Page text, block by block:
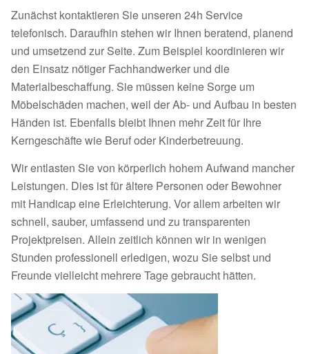
Zunächst kontaktieren Sie unseren 24h Service
telefonisch. Daraufhin stehen wir Ihnen beratend, planend
und umsetzend zur Seite. Zum Beispiel koordinieren wir
den Einsatz nötiger Fachhandwerker und die
Materialbeschaffung. Sie müssen keine Sorge um
Möbelschäden machen, weil der Ab- und Aufbau in besten
Händen ist. Ebenfalls bleibt Ihnen mehr Zeit für Ihre
Kerngeschäfte wie Beruf oder Kinderbetreuung.
Wir entlasten Sie von körperlich hohem Aufwand mancher
Leistungen. Dies ist für ältere Personen oder Bewohner
mit Handicap eine Erleichterung. Vor allem arbeiten wir
schnell, sauber, umfassend und zu transparenten
Projektpreisen. Allein zeitlich können wir in wenigen
Stunden professionell erledigen, wozu Sie selbst und
Freunde vielleicht mehrere Tage gebraucht hätten.